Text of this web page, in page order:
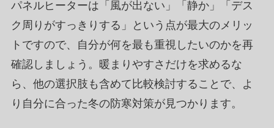
パネルヒーターは「風が出ない」「静か」「デス
ク周りがすっきりする」という点が最大のメリッ
トですので、自分が何を最も重視したいのかを再
確認しましょう。暖まりやすさだけを求めるな
ら、他の選択肢も含めて比較検討することで、よ
り自分に合った冬の防寒対策が見つかります。